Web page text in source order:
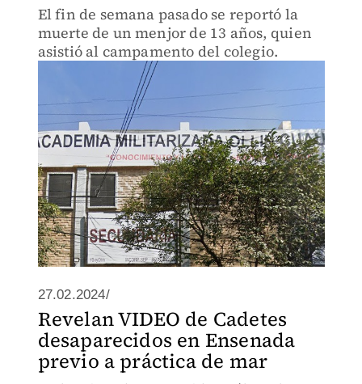
El fin de semana pasado se reportó la
muerte de un menjor de 13 años, quien
asistió al campamento del colegio.
27.02.2024/
Revelan VIDEO de Cadetes
desaparecidos en Ensenada
previo a práctica de mar